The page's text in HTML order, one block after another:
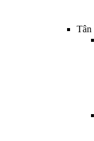
Tân